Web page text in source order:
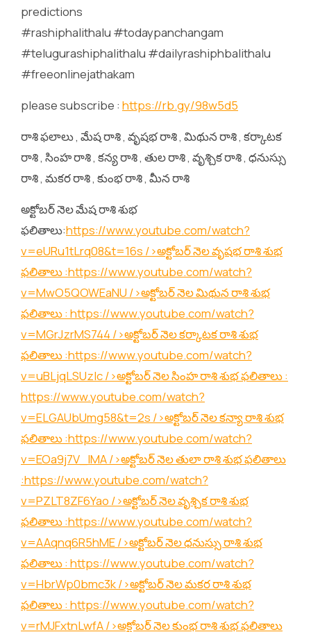
predictions
#rashiphalithalu #todaypanchangam
#telugurashiphalithalu #dailyrashiphbalithalu
#freeonlinejathakam
please subscribe : https://rb.gy/98w5d5
రాశి ఫలాలు , మేష రాశి , వృషభ రాశి , మిథున రాశి , కర్కాటక
రాశి , సింహ రాశి , కన్య రాశి , తుల రాశి , వృశ్చిక రాశి , ధనుస్సు
రాశి , మకర రాశి , కుంభ రాశి , మీన రాశి
అక్టోబర్ నెల మేష రాశి శుభ
ఫలితాలు:https://www.youtube.com/watch?
v=eURu1tLrq08&t=16s />అక్టోబర్ నెల వృషభ రాశి శుభ
ఫలితాలు :https://www.youtube.com/watch?
v=MwO5QOWEaNU />అక్టోబర్ నెల మిథున రాశి శుభ
ఫలితాలు : https://www.youtube.com/watch?
v=MGrJzrMS744 />అక్టోబర్ నెల కర్కాటక రాశి శుభ
ఫలితాలు :https://www.youtube.com/watch?
v=uBLjqLSUzIc/>అక్టోబర్ నెల సింహ రాశి శుభ ఫలితాలు :
https://www.youtube.com/watch?
v=ELGAUbUmg58&t=2s />అక్టోబర్ నెల కన్యా రాశి శుభ
ఫలితాలు :https://www.youtube.com/watch?
v=EOa9j7V_lMA/>అక్టోబర్ నెల తులా రాశి శుభ ఫలితాలు
:https://www.youtube.com/watch?
v=PZLT8ZF6Yao />అక్టోబర్ నెల వృశ్చిక రాశి శుభ
ఫలితాలు :https://www.youtube.com/watch?
v=AAqnq6R5hME/>అక్టోబర్ నెల ధనుస్సు రాశి శుభ
ఫలితాలు : https://www.youtube.com/watch?
v=HbrWp0bmc3k/>అక్టోబర్ నెల మకర రాశి శుభ
ఫలితాలు : https://www.youtube.com/watch?
v=rMJFxtnLwfA/>అక్టోబర్ నెల కుంభ రాశి శుభ ఫలితాలు